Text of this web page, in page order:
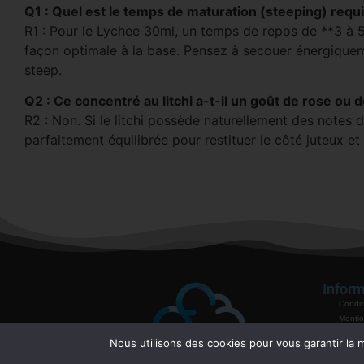
Q1 : Quel est le temps de maturation (steeping)
R1 : Pour le Lychee 30ml, un temps de repos de **3
façon optimale à la base. Pensez à secouer
steep.
Q2 : Ce concentré au litchi a-t-il un goût de rose ou
R2 : Non. Si le litchi possède naturellement des notes
parfaitement équilibrée pour restituer le côté juteux
Mode
Nous utilisons des cookies pour vous garantir